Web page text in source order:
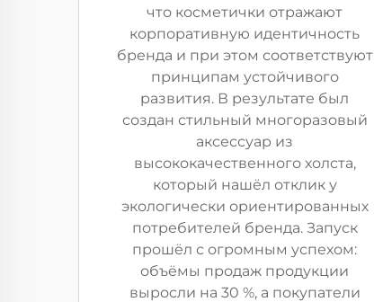
что косметички отражают
корпоративную идентичность
бренда и при этом соответствуют
принципам устойчивого
развития. В результате был
создан стильный многоразовый
аксессуар из
высококачественного холста,
который нашёл отклик у
экологически ориентированных
потребителей бренда. Запуск
прошёл с огромным успехом:
объёмы продаж продукции
выросли на 30 %, а покупатели